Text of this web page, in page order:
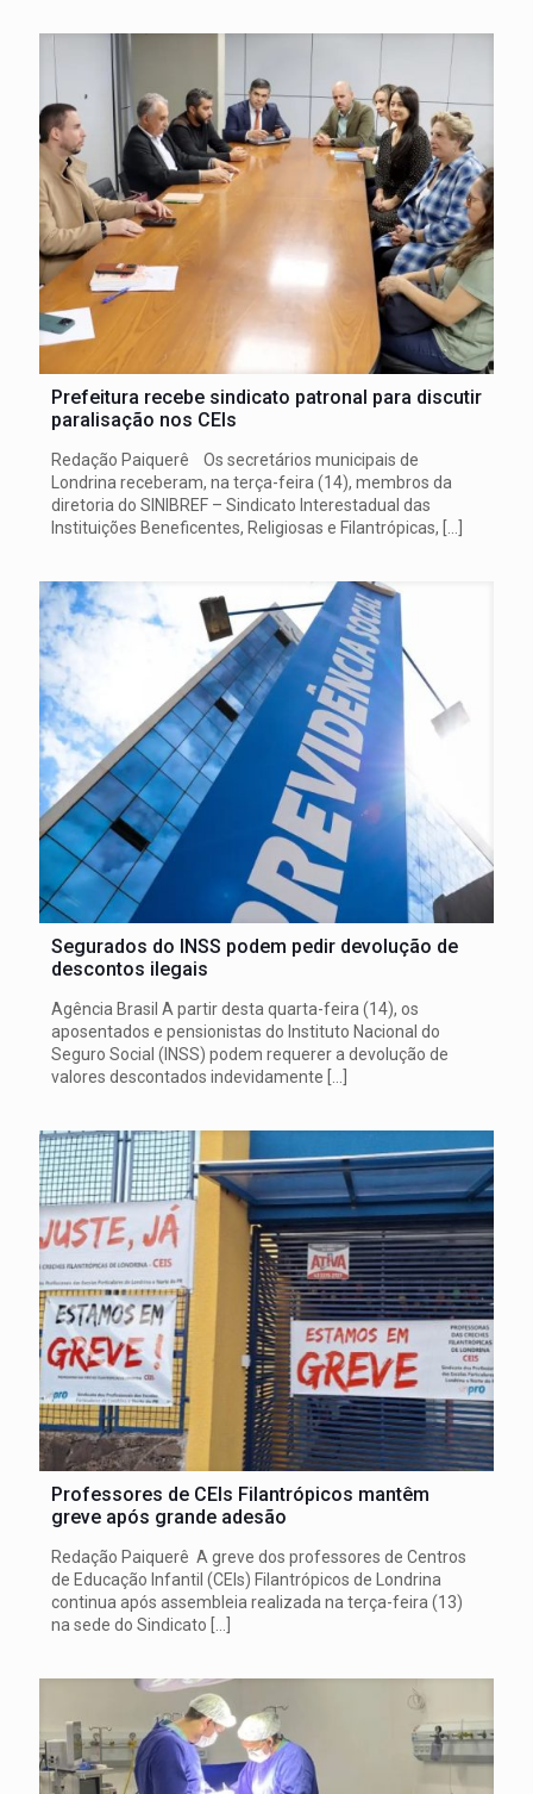
Prefeitura recebe sindicato patronal para discutir
paralisação nos CEIs
Redação Paiquerê Os secretários municipais de
Londrina receberam, na terça-feira (14), membros da
diretoria do SINIBREF – Sindicato Interestadual das
Instituições Beneficentes, Religiosas e Filantrópicas,
Segurados do INSS podem pedir devolução de
descontos ilegais
Agência Brasil A partir desta quarta-feira (14), os
aposentados e pensionistas do Instituto Nacional do
Seguro Social (INSS) podem requerer a devolução de
valores descontados indevidamente […]
Professores de CEIs Filantrópicos mantêm
greve após grande adesão
Redação Paiquerê A greve dos professores de Centros
de Educação Infantil (CEIs) Filantrópicos de Londrina
continua após assembleia realizada na terça-feira (13)
na sede do Sindicato